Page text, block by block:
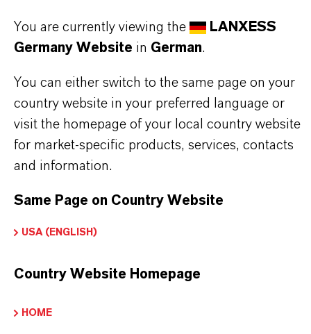
PRODUKTDATENBLÄTTER
Hier können die Produktdatenblätter
heruntergeladen werden.
Nach Auswahl des Dropdowns erscheint ein
Download-Link.
Technisches Datenblatt
SPRACHE AUSWÄHLEN
You are currently viewing the
LANXESS
Germany Website in German.
You can either switch to the same page on your
country website in your preferred language or
visit the homepage of your local country website
for market-specific products, services, contacts
and information.
Same Page on Country Website
USA (ENGLISH)
Country Website Homepage
HOME